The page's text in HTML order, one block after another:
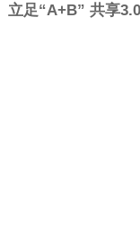
立足“A+B” 共享3.0